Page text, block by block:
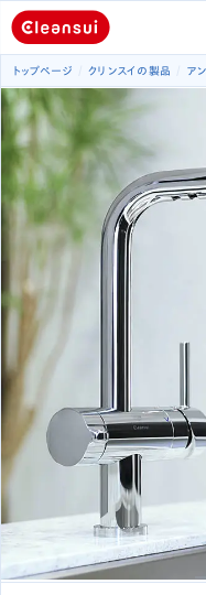
トップページ クリンスイの製品 ア